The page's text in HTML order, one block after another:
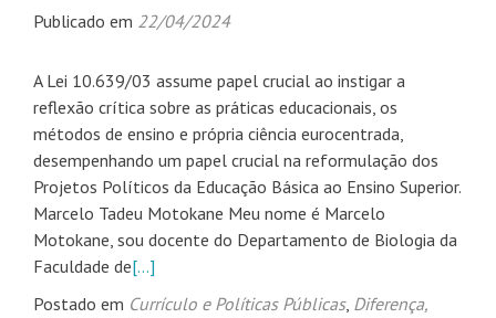
Publicado em 22/04/2024
A Lei 10.639/03 assume papel crucial ao instigar a
reflexão crítica sobre as práticas educacionais, os
métodos de ensino e própria ciência eurocentrada,
desempenhando um papel crucial na reformulação dos
Projetos Políticos da Educação Básica ao Ensino Superior.
Marcelo Tadeu Motokane Meu nome é Marcelo
Motokane, sou docente do Departamento de Biologia da
Faculdade de[…]
Postado em Currículo e Políticas Públicas, Diferença,